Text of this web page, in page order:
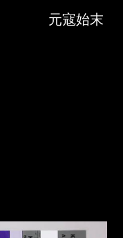
元寇始末